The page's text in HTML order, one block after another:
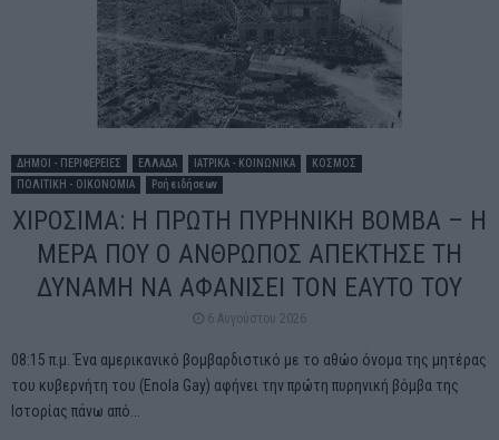
ΔΗΜΟΙ - ΠΕΡΙΦΕΡΕΙΕΣ ΕΛΛΑΔΑ ΙΑΤΡΙΚΑ - ΚΟΙΝΩΝΙΚΑ
ΚΟΣΜΟΣ
ΠΟΛΙΤΙΚΗ - ΟΙΚΟΝΟΜΙΑ
Ροή ειδήσεων
ΧΙΡΟΣΙΜΑ: Η ΠΡΩΤΗ ΠΥΡΗΝΙΚΗ ΒΟΜΒΑ – Η
ΜΕΡΑ ΠΟΥ Ο ΑΝΘΡΩΠΟΣ ΑΠΕΚΤΗΣΕ ΤΗ
ΔΥΝΑΜΗ ΝΑ ΑΦΑΝΙΣΕΙ ΤΟΝ ΕΑΥΤΟ ΤΟΥ
6 Αυγούστου 2026
08:15 π.μ. Ένα αμερικανικό βομβαρδιστικό με το αθώο όνομα της μητέρας
του κυβερνήτη του (Enola Gay) αφήνει την πρώτη πυρηνική βόμβα της
Ιστορίας πάνω από...